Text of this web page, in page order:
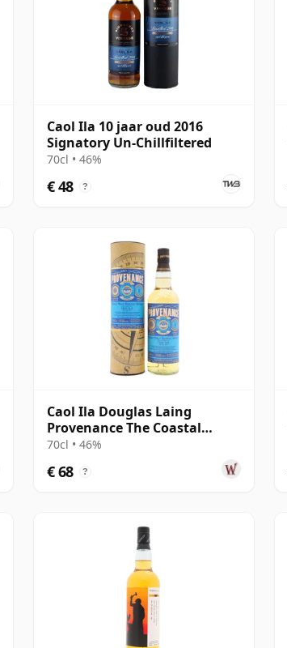
Caol Ila 10 jaar oud 2016
Signatory Un-Chillfiltered
70cl • 46%
€ 48 ?
Caol Ila Douglas Laing
Provenance The Coastal
Collection Si 2012 8 jaar oud
70cl • 46%
€ 68 ?